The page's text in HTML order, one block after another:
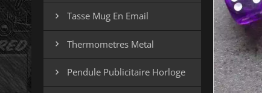
 Tasse Mug En Email
 Thermometres Metal
 Pendule Publicitaire Horloge